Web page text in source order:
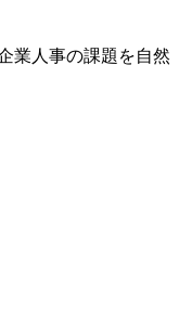
業人事の課題を自然